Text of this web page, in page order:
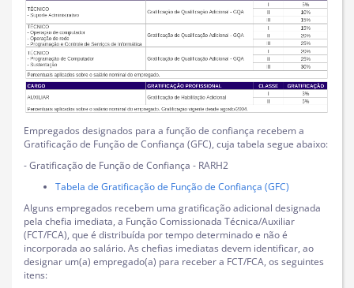
Empregados designados para a função de confiança recebem a
Gratificação de Função de Confiança (GFC), cuja tabela segue abaixo:
- Gratificação de Função de Confiança - RARH2
Tabela de Gratificação de Função de Confiança (GFC)
Alguns empregados recebem uma gratificação adicional designada
pela chefia imediata, a Função Comissionada Técnica/Auxiliar
(FCT/FCA), que é distribuída por tempo determinado e não é
incorporada ao salário. As chefias imediatas devem identificar, ao
designar um(a) empregado(a) para receber a FCT/FCA, os seguintes
itens: